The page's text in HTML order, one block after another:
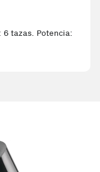
tazas. Potencia: